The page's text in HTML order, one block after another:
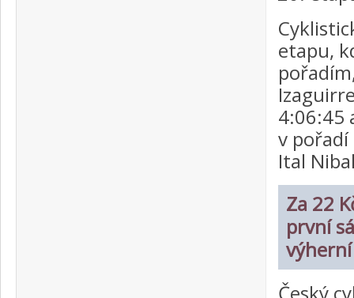
etapu,
4:06:45
v pořadí
Ital
Za 22
první